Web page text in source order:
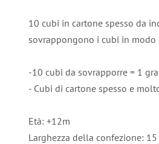
10 cubi in cartone spesso da
sovrappongono i cubi in
-10 cubi da sovrapporre = 1
- Cubi di cartone spesso e
Età: +12m
Larghezza della confezione: 15